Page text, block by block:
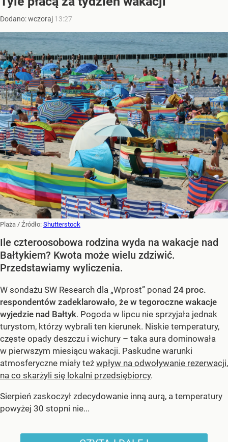
Dodano:wczoraj 13:27
Plaża / Źródło: Shutterstock
Ile czteroosobowa rodzina wyda na wakacje nad
Bałtykiem? Kwota może wielu zdziwić.
Przedstawiamy wyliczenia.
W sondażu SW Research dla „Wprost” ponad 24 proc.
respondentów zadeklarowało, że w tegoroczne wakacje
wyjedzie nad Bałtyk. Pogoda w lipcu nie sprzyjała jednak
turystom, którzy wybrali ten kierunek. Niskie temperatury,
częste opady deszczu i wichury – taka aura dominowała
w pierwszym miesiącu wakacji. Paskudne warunki
atmosferyczne miały też wpływ na odwoływanie rezerwacji,
na co skarżyli się lokalni przedsiębiorcy.
Sierpień zaskoczył zdecydowanie inną aurą, a temperatury
powyżej 30 stopni nie...